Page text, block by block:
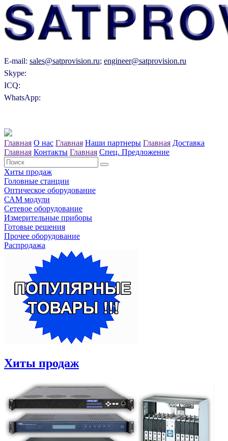
E-mail: sales@satprovision.ru; engineer@satprovision.ru
Skype:
ICQ:
WhatsApp:
Главная О нас Главная Наши партнеры Главная Доставка
Главная Контакты Главная Спец. Предложение
Хиты продаж
Головные станции
Оптическое оборудование
САM модули
Сетевое оборудование
Измерительные приборы
Готовые решения
Прочее оборудование
Распродажа
Хиты продаж